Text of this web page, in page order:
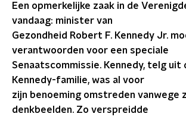
Een opmerkelijke zaak in de
vandaag: minister van
Gezondheid Robert F. Kennedy Jr.
verantwoorden voor een speciale
Senaatscommissie. Kennedy, telg uit
Kennedy-familie, was al voor
zijn benoeming omstreden vanwege
denkbeelden. Zo verspreidde